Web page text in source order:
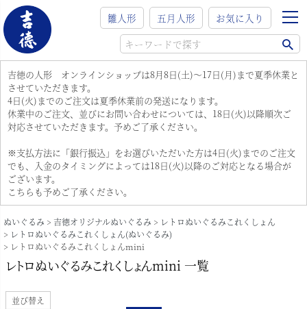
雛人形 五月人形 お気に入り
吉徳の人形 オンラインショップは8月8日(土)～17日(月)まで夏季休業と
させていただきます。
4日(火)までのご注文は夏季休業前の発送になります。
休業中のご注文、並びにお問い合わせについては、18日(火)以降順次ご
対応させていただきます。予めご了承ください。
※支払方法に「銀行振込」をお選びいただいた方は4日(火)までのご注文
でも、入金のタイミングによっては18日(火)以降のご対応となる場合が
ございます。
こちらも予めご了承ください。
ぬいぐるみ 吉徳オリジナルぬいぐるみ
レトロぬいぐるみこれくしょん
レトロぬいぐるみこれくしょん(ぬいぐるみ)
レトロぬいぐるみこれくしょんmini
レトロぬいぐるみこれくしょんmini 一覧
並び替え